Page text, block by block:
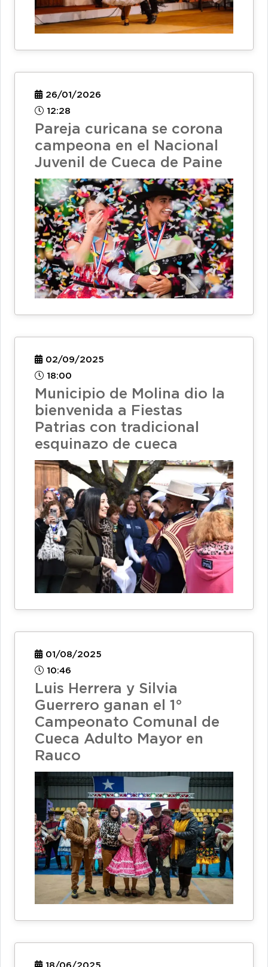
26/01/2026
12:28
Pareja curicana se corona
campeona en el Nacional
Juvenil de Cueca de Paine
02/09/2025
18:00
Municipio de Molina dio la
bienvenida a Fiestas
Patrias con tradicional
esquinazo de cueca
01/08/2025
10:46
Luis Herrera y Silvia
Guerrero ganan el 1°
Campeonato Comunal de
Cueca Adulto Mayor en
Rauco